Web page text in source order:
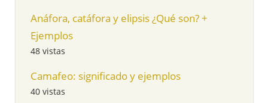
Anáfora, catáfora y elipsis ¿Qué son? +
Ejemplos
48 vistas
Camafeo: significado y ejemplos
40 vistas